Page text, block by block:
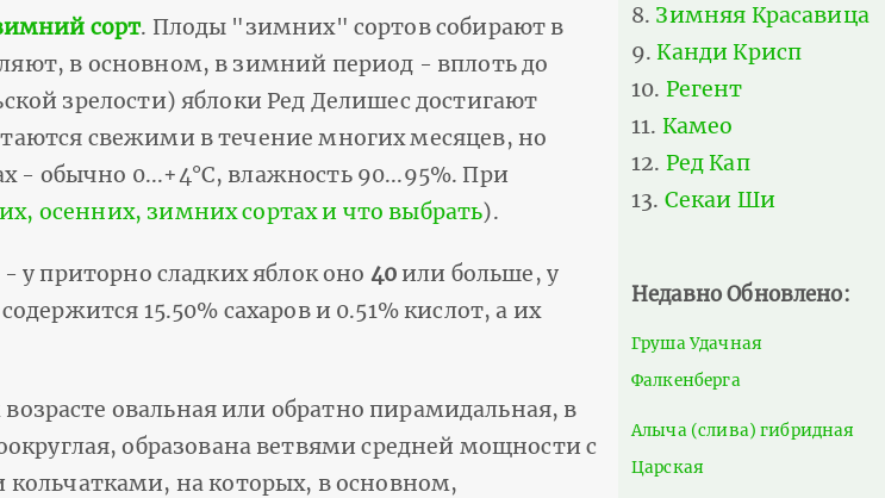
сорт. Плоды "зимних" сортов собирают в
в основном, в зимний период - вплоть до
зрелости) яблоки Ред Делишес достигают
свежими в течение многих месяцев, но
- обычно 0...+4°С, влажность 90...95%. При
осенних, зимних сортах и что выбрать).
у приторно сладких яблок оно 40или больше, у
15.50% сахаров и 0.51% кислот, а их
овальная или обратно пирамидальная, в
образована ветвями средней мощности с
на которых, в основном,
Зимняя Красавица
Канди Крисп
Регент
Камео
Ред Кап
Секаи Ши
Недавно Обновлено:
Груша Удачная
Фалкенберга
Алыча (слива) гибридная
Царская